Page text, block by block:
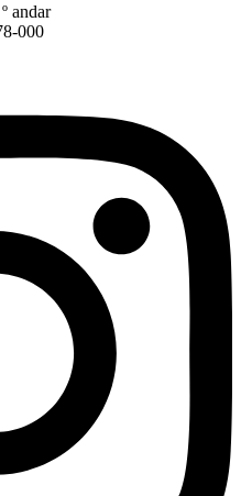
andar
000